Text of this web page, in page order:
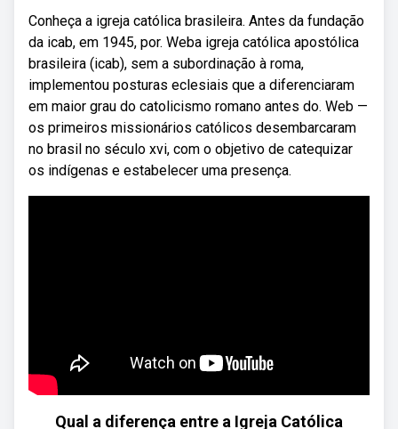
Conheça a igreja católica brasileira. Antes da fundação
da icab, em 1945, por. Weba igreja católica apostólica
brasileira (icab), sem a subordinação à roma,
implementou posturas eclesiais que a diferenciaram
em maior grau do catolicismo romano antes do. Web —
os primeiros missionários católicos desembarcaram
no brasil no século xvi, com o objetivo de catequizar
os indígenas e estabelecer uma presença.
Qual a diferença entre a Igreja Católica